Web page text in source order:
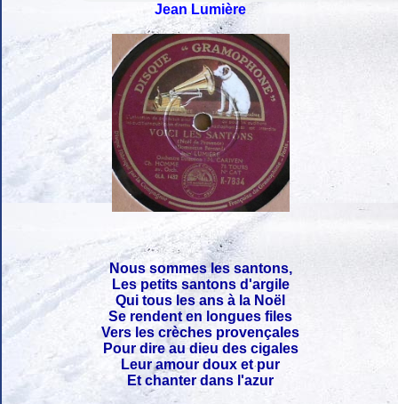
Jean Lumière
Nous sommes les santons,
Les petits santons d'argile
Qui tous les ans à la Noël
Se rendent en longues files
Vers les crèches provençales
Pour dire au dieu des cigales
Leur amour doux et pur
Et chanter dans l'azur